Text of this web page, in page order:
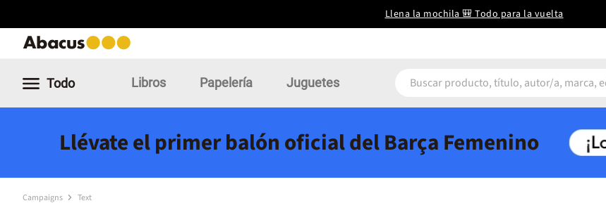
Llena la mochila 🎒 Todo para la vuelta
Todo Libros Papelería Juguetes
Llévate el primer balón oficial del Barça Femenino
Campaigns Text